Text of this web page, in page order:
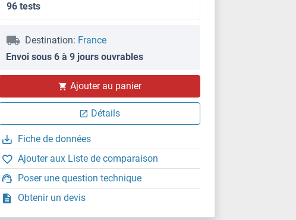
96 tests
Destination: France
Envoi sous 6 à 9 jours ouvrables
Ajouter au panier
Détails
Fiche de données
Ajouter aux Liste de comparaison
Poser une question technique
Obtenir un devis